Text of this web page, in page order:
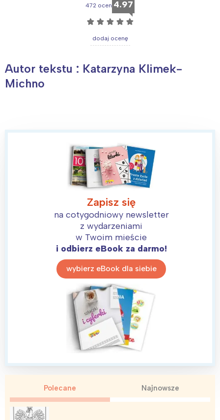
472 ocen 4.97
☆ ☆ ☆ ☆ ☆
dodaj ocenę
Autor tekstu : Katarzyna Klimek-
Michno
Zapisz się
na cotygodniowy newsletter
z wydarzeniami
w Twoim mieście
i odbierz eBook za darmo!
wybierz eBook dla siebie
Polecane Najnowsze